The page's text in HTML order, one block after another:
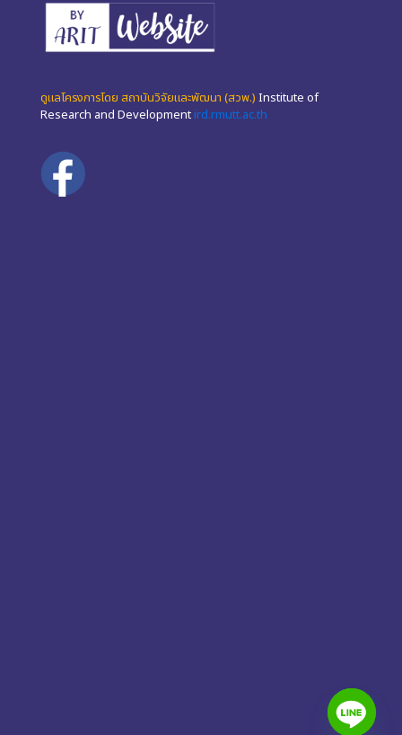
ดูแลโครงการโดย สถาบันวิจัยและพัฒนา (สวพ.) Institute of
Research and Development ird.rmutt.ac.th